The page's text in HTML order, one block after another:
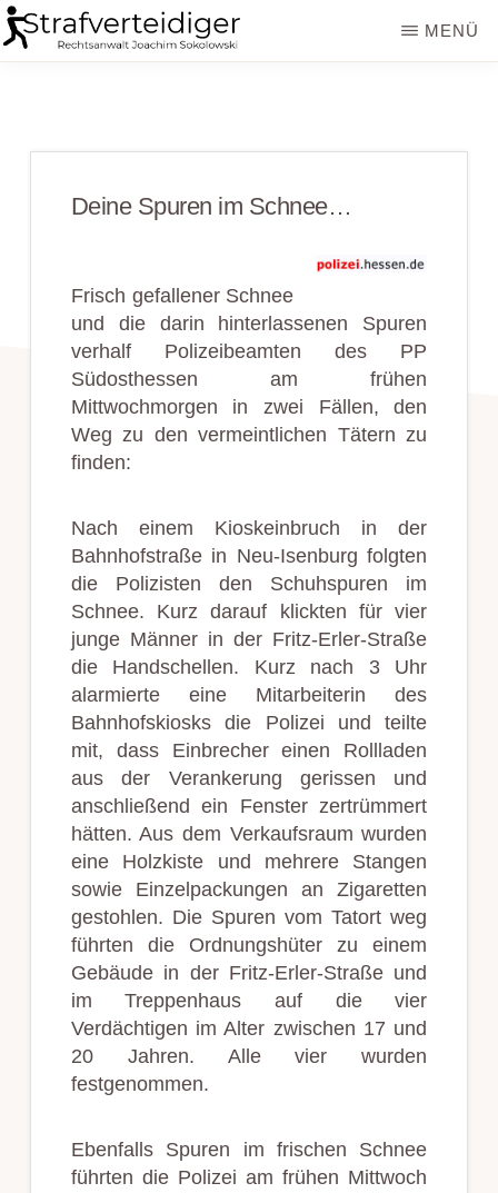
Zum
Inhalt
Zur
Seitenspalte
STRAFVERTEIDIGER
Sokolowski
MENÜ
Deine Spuren im Schnee…
Frisch gefallener Schnee
und die darin hinterlassenen Spuren
verhalf Polizeibeamten des PP
Südosthessen am frühen
Mittwochmorgen in zwei Fällen, den
Weg zu den vermeintlichen Tätern zu
finden:
Nach einem Kioskeinbruch in der
Bahnhofstraße in Neu-Isenburg folgten
die Polizisten den Schuhspuren im
Schnee. Kurz darauf klickten für vier
junge Männer in der Fritz-Erler-Straße
die Handschellen. Kurz nach 3 Uhr
alarmierte eine Mitarbeiterin des
Bahnhofskiosks die Polizei und teilte
mit, dass Einbrecher einen Rollladen
aus der Verankerung gerissen und
anschließend ein Fenster zertrümmert
hätten. Aus dem Verkaufsraum wurden
eine Holzkiste und mehrere Stangen
sowie Einzelpackungen an Zigaretten
gestohlen. Die Spuren vom Tatort weg
führten die Ordnungshüter zu einem
Gebäude in der Fritz-Erler-Straße und
im Treppenhaus auf die vier
Verdächtigen im Alter zwischen 17 und
20 Jahren. Alle vier wurden
festgenommen.
Ebenfalls Spuren im frischen Schnee
führten die Polizei am frühen Mittwoch